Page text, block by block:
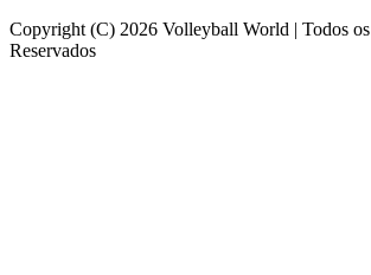
Copyright (C) 2026 Volleyball World | Todos
Reservados